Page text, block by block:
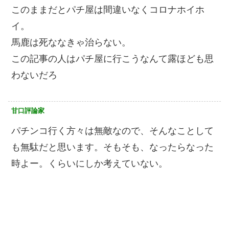
このままだとパチ屋は間違いなくコロナホイホ
イ。
馬鹿は死ななきゃ治らない。
この記事の人はパチ屋に行こうなんて露ほども思
わないだろ
甘口評論家
パチンコ行く方々は無敵なので、そんなことして
も無駄だと思います。そもそも、なったらなった
時よー。くらいにしか考えていない。